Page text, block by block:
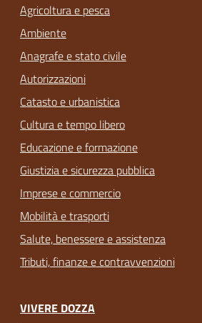
Agricoltura e pesca
Ambiente
Anagrafe e stato civile
Autorizzazioni
Catasto e urbanistica
Cultura e tempo libero
Educazione e formazione
Giustizia e sicurezza pubblica
Imprese e commercio
Mobilità e trasporti
Salute, benessere e assistenza
Tributi, finanze e contravvenzioni
VIVERE DOZZA